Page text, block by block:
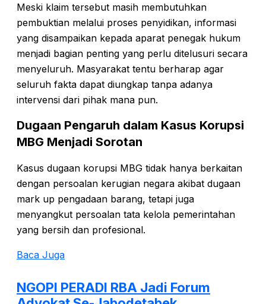
Meski klaim tersebut masih membutuhkan
pembuktian melalui proses penyidikan, informasi
yang disampaikan kepada aparat penegak hukum
menjadi bagian penting yang perlu ditelusuri secara
menyeluruh. Masyarakat tentu berharap agar
seluruh fakta dapat diungkap tanpa adanya
intervensi dari pihak mana pun.
Dugaan Pengaruh dalam Kasus Korupsi
MBG Menjadi Sorotan
Kasus dugaan korupsi MBG tidak hanya berkaitan
dengan persoalan kerugian negara akibat dugaan
mark up pengadaan barang, tetapi juga
menyangkut persoalan tata kelola pemerintahan
yang bersih dan profesional.
Baca Juga
NGOPI PERADI RBA Jadi Forum